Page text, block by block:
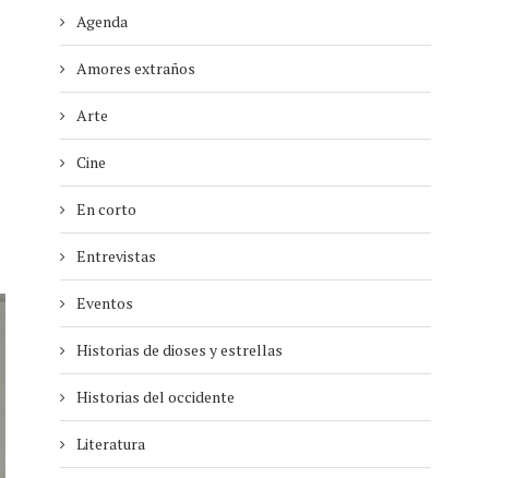
Agenda
Amores extraños
Arte
Cine
En corto
Entrevistas
Eventos
Historias de dioses y estrellas
Historias del occidente
Literatura